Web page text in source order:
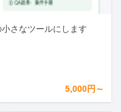
さなツールにします
5,000円～